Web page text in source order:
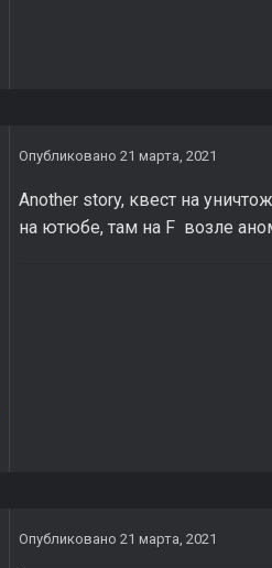
Опубликовано 21 марта, 2021
Another story, квест на
на ютюбе, там на F возле
Опубликовано 21 марта, 2021